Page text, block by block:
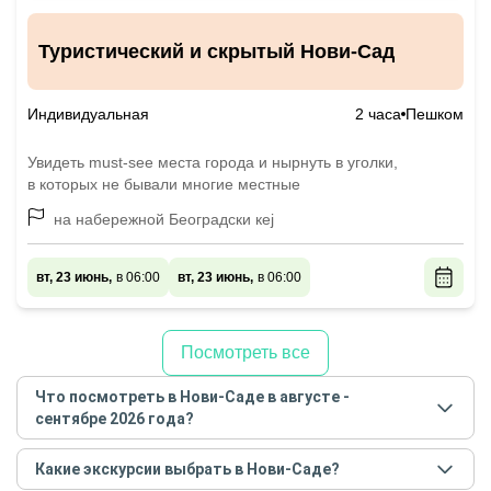
Туристический и скрытый Нови-Сад
Индивидуальная 2 часа Пешком
Увидеть must-see места города и нырнуть в уголки,
в которых не бывали многие местные
на набережной Београдски кеj
вт, 23 июнь, в 06:00 вт, 23 июнь, в 06:00
Посмотреть все
Что посмотреть в Нови-Саде в августе -
сентябре 2026 года?
Самые популярные местав Нови-Садев августе -
сентябре 2026года:
Какие экскурсии выбрать в Нови-Саде?